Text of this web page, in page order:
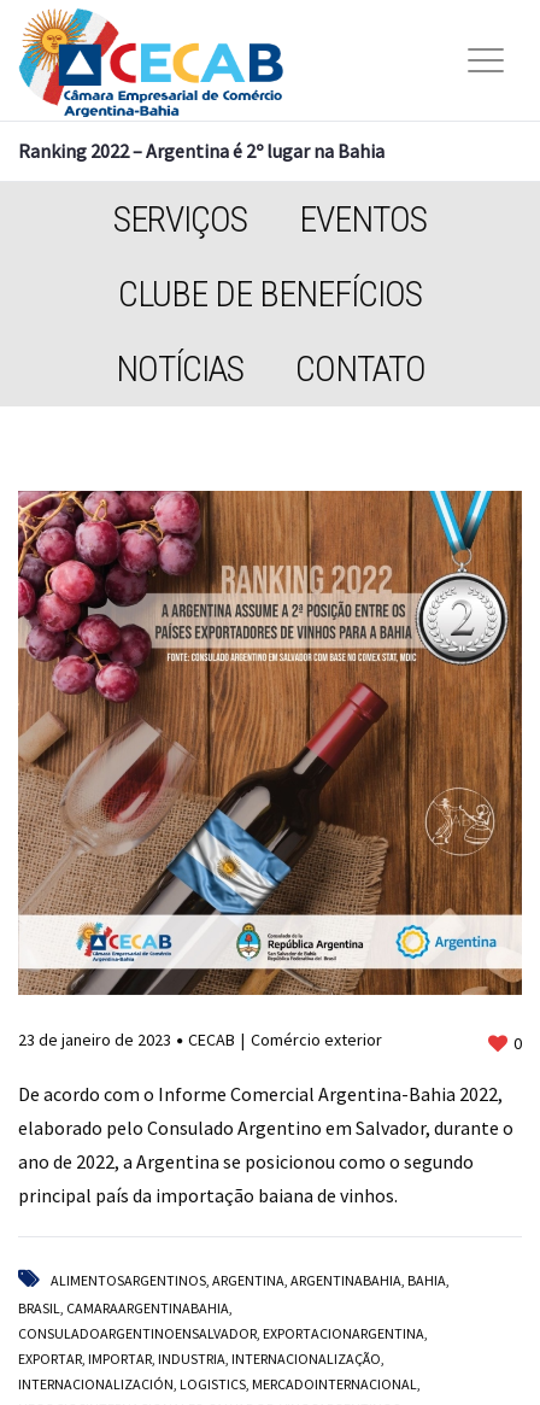
Ranking 2022 – Argentina é 2º lugar na Bahia
SERVIÇOS
EVENTOS
CLUBE DE BENEFÍCIOS
NOTÍCIAS
CONTATO
23 de janeiro de 2023 CECAB Comércio exterior 0
De acordo com o Informe Comercial Argentina-Bahia 2022,
elaborado pelo Consulado Argentino em Salvador, durante o
ano de 2022, a Argentina se posicionou como o segundo
principal país da importação baiana de vinhos.
ALIMENTOSARGENTINOS, ARGENTINA, ARGENTINABAHIA, BAHIA,
BRASIL, CAMARAARGENTINABAHIA,
CONSULADOARGENTINOENSALVADOR, EXPORTACIONARGENTINA,
EXPORTAR, IMPORTAR, INDUSTRIA, INTERNACIONALIZAÇÃO,
INTERNACIONALIZACIÓN, LOGISTICS, MERCADOINTERNACIONAL,